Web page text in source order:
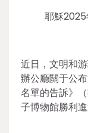
耶穌2025
近日，文明和
辦公廳關于公
名單的告訴》
子博物館勝利進